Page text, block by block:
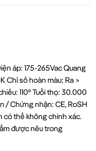
áp: 175-265Vac Quang
Chỉ số hoàn màu: Ra >
110⁰ Tuổi thọ: 30.000
/ Chứng nhận: CE, RoSH
có thể không chính xác.
được nêu trong